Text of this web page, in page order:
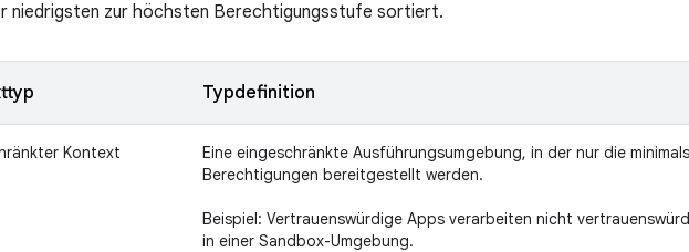
niedrigsten zur höchsten Berechtigungsstufe sortiert.
Typdefinition
Kontext
Eine eingeschränkte Ausführungsumgebung, in der nur die
Berechtigungen bereitgestellt werden.
Beispiel: Vertrauenswürdige Apps verarbeiten nicht
in einer Sandbox-Umgebung.